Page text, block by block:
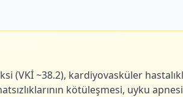
(VKİ ~38.2), kardiyovasküler
kötüleşmesi, uyku